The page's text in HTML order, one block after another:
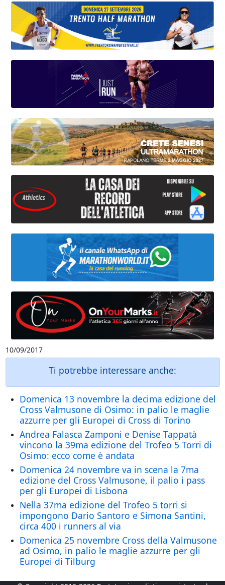
10/09/2017
Ti potrebbe interessare anche:
Domenica 13 novembre la decima edizione del
Cross Valmusone di Osimo: in palio le maglie
azzurre per gli Europei di Cross di Torino
Andrea Falasca Zamponi e Denise Tappatà
vincono la 39ma edizione del Trofeo 5 Torri di
Osimo: ecco come è andata
Domenica 24 novembre va in scena la 7ma
edizione del Cross Valmusone, il palio i pass
per gli Europei di Lisbona
Nella 37ma edizione del Trofeo 5 torri si
impongono Dario Santoro e Simona Santini,
circa 400 i runners al via
Domenica 25 novembre Cross della Valmusone
ad Osimo, in palio le maglie azzurre per gli
Europei di Tilburg